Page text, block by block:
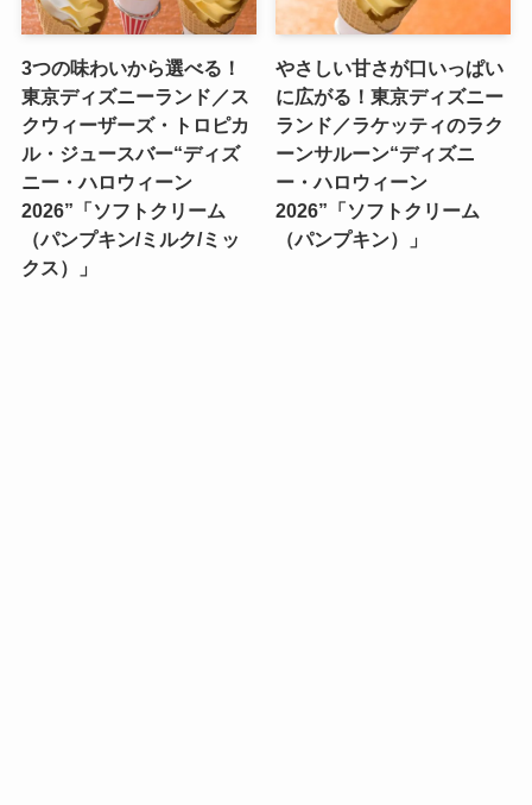
3つの味わいから選べる！
東京ディズニーランド／ス
クウィーザーズ・トロピカ
ル・ジュースバー“ディズ
ニー・ハロウィーン
2026”「ソフトクリーム
（パンプキン/ミルク/ミッ
クス）」
やさしい甘さが口いっぱい
に広がる！東京ディズニー
ランド／ラケッティのラク
ーンサルーン“ディズニ
ー・ハロウィーン
2026”「ソフトクリーム
（パンプキン）」